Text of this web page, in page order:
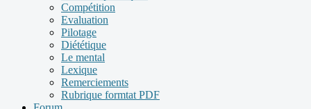
Compétition
Evaluation
Pilotage
Diététique
Le mental
Lexique
Remerciements
Rubrique formtat PDF